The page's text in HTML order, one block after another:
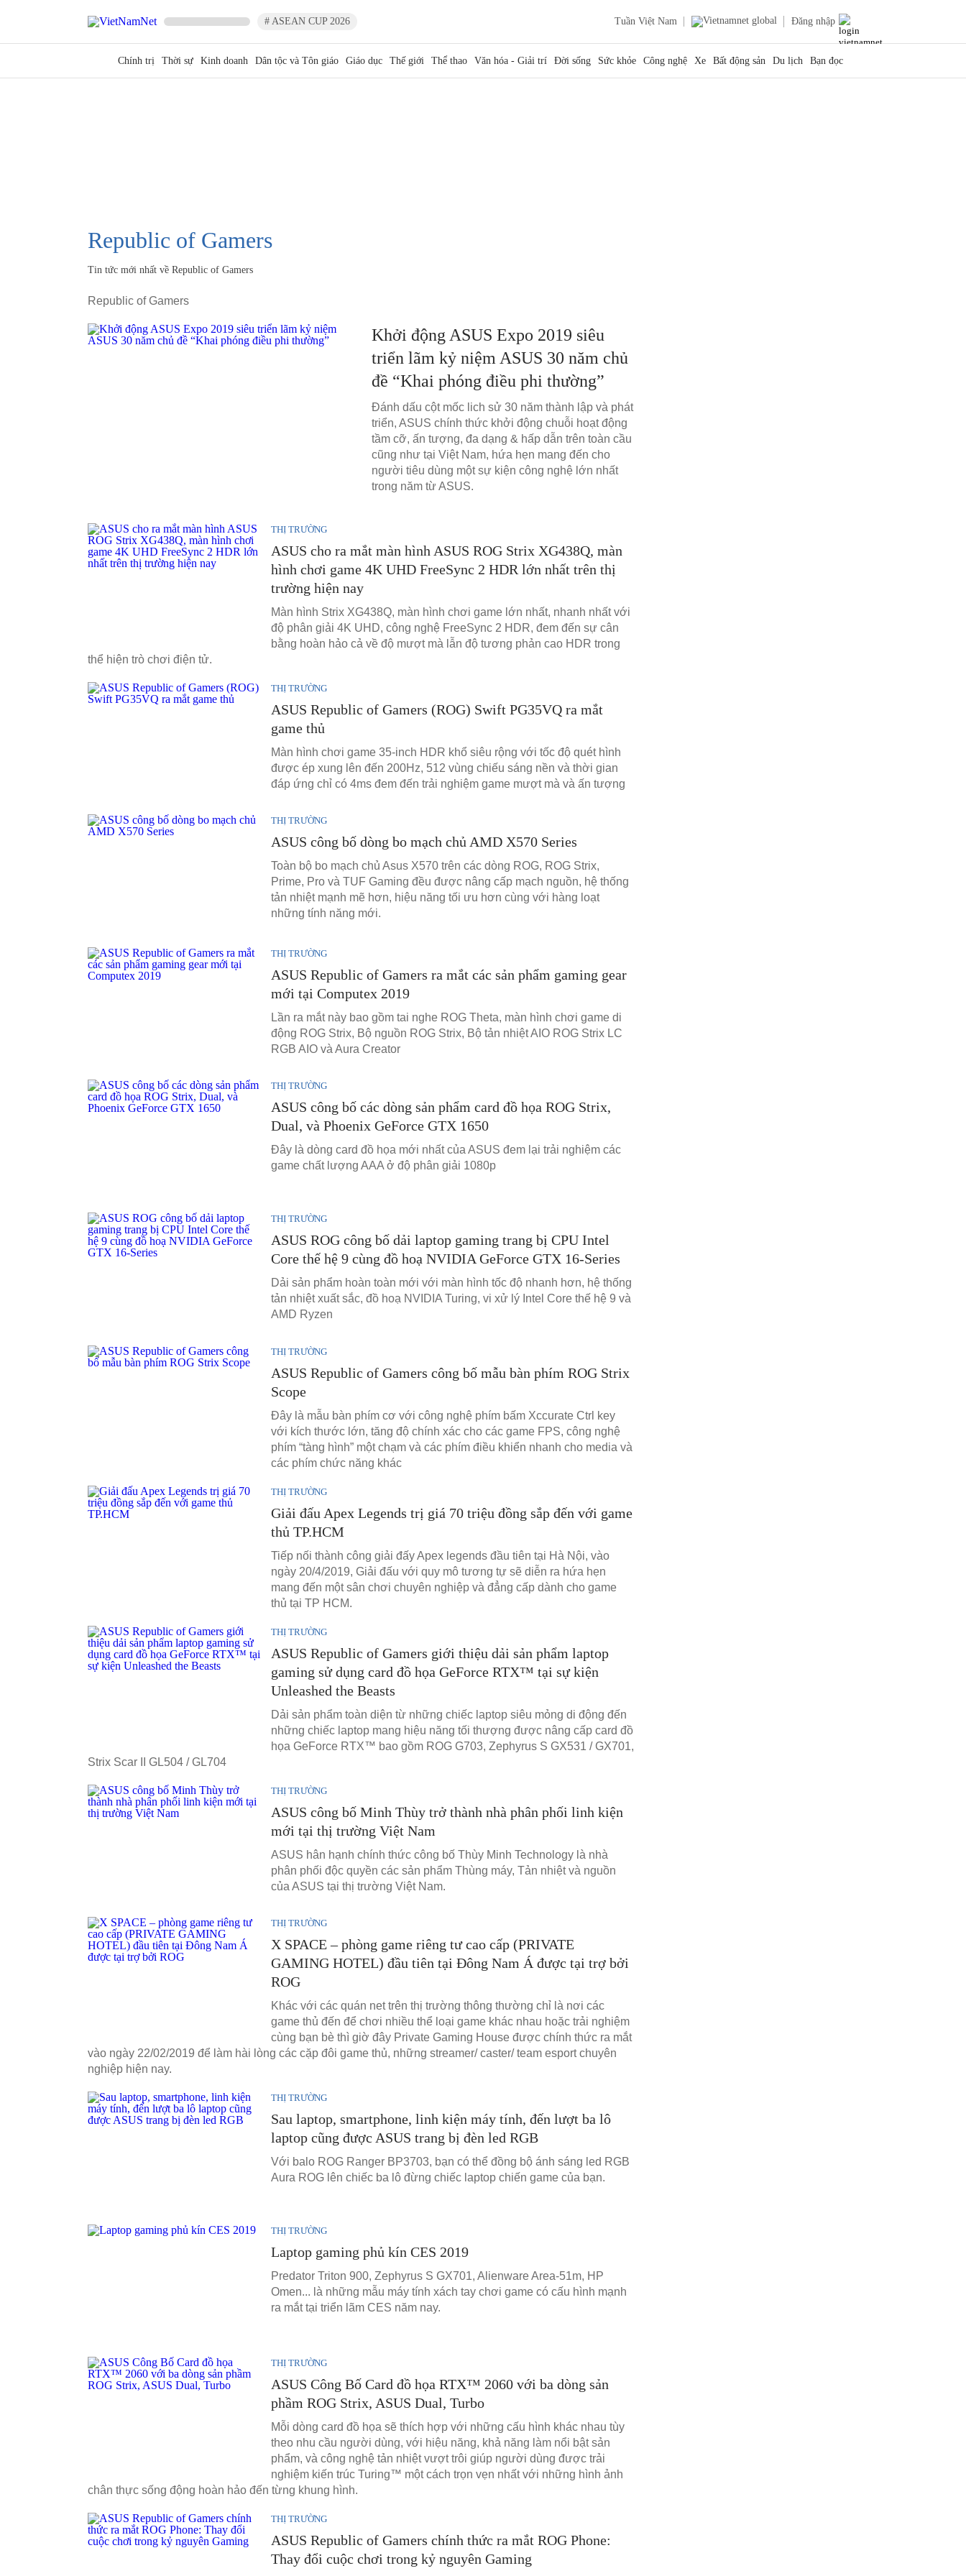
# ASEAN CUP 2026 Tuần Việt Nam Đăng nhập
Chính trị Thời sự Kinh doanh Dân tộc và Tôn giáo Giáo dục Thế giới Thể thao Văn hóa - Giải trí Đời sống Sức khỏe Công nghệ Xe Bất động sản Du lịch Bạn đọc
Republic of Gamers
Tin tức mới nhất về Republic of Gamers
Republic of Gamers
Khởi động ASUS Expo 2019 siêu
triển lãm kỷ niệm ASUS 30 năm chủ
đề “Khai phóng điều phi thường”
Đánh dấu cột mốc lich sử 30 năm thành lập và phát
triển, ASUS chính thức khởi động chuỗi hoạt động
tầm cỡ, ấn tượng, đa dạng & hấp dẫn trên toàn cầu
cũng như tại Việt Nam, hứa hẹn mang đến cho
người tiêu dùng một sự kiện công nghệ lớn nhất
trong năm từ ASUS.
THỊ TRƯỜNG
ASUS cho ra mắt màn hình ASUS ROG Strix XG438Q, màn
hình chơi game 4K UHD FreeSync 2 HDR lớn nhất trên thị
trường hiện nay
Màn hình Strix XG438Q, màn hình chơi game lớn nhất, nhanh nhất với
độ phân giải 4K UHD, công nghệ FreeSync 2 HDR, đem đến sự cân
bằng hoàn hảo cả về độ mượt mà lẫn độ tương phản cao HDR trong
thể hiện trò chơi điện tử.
THỊ TRƯỜNG
ASUS Republic of Gamers (ROG) Swift PG35VQ ra mắt
game thủ
Màn hình chơi game 35-inch HDR khổ siêu rộng với tốc độ quét hình
được ép xung lên đến 200Hz, 512 vùng chiếu sáng nền và thời gian
đáp ứng chỉ có 4ms đem đến trải nghiệm game mượt mà và ấn tượng
THỊ TRƯỜNG
ASUS công bố dòng bo mạch chủ AMD X570 Series
Toàn bộ bo mạch chủ Asus X570 trên các dòng ROG, ROG Strix,
Prime, Pro và TUF Gaming đều được nâng cấp mạch nguồn, hệ thống
tản nhiệt mạnh mẽ hơn, hiệu năng tối ưu hơn cùng với hàng loạt
những tính năng mới.
THỊ TRƯỜNG
ASUS Republic of Gamers ra mắt các sản phẩm gaming gear
mới tại Computex 2019
Lần ra mắt này bao gồm tai nghe ROG Theta, màn hình chơi game di
động ROG Strix, Bộ nguồn ROG Strix, Bộ tản nhiệt AIO ROG Strix LC
RGB AIO và Aura Creator
THỊ TRƯỜNG
ASUS công bố các dòng sản phẩm card đồ họa ROG Strix,
Dual, và Phoenix GeForce GTX 1650
Đây là dòng card đồ họa mới nhất của ASUS đem lại trải nghiệm các
game chất lượng AAA ở độ phân giải 1080p
THỊ TRƯỜNG
ASUS ROG công bố dải laptop gaming trang bị CPU Intel
Core thế hệ 9 cùng đồ hoạ NVIDIA GeForce GTX 16-Series
Dải sản phẩm hoàn toàn mới với màn hình tốc độ nhanh hơn, hệ thống
tản nhiệt xuất sắc, đồ hoạ NVIDIA Turing, vi xử lý Intel Core thế hệ 9 và
AMD Ryzen
THỊ TRƯỜNG
ASUS Republic of Gamers công bố mẫu bàn phím ROG Strix
Scope
Đây là mẫu bàn phím cơ với công nghệ phím bấm Xccurate Ctrl key
với kích thước lớn, tăng độ chính xác cho các game FPS, công nghệ
phím “tàng hình” một chạm và các phím điều khiển nhanh cho media và
các phím chức năng khác
THỊ TRƯỜNG
Giải đấu Apex Legends trị giá 70 triệu đồng sắp đến với game
thủ TP.HCM
Tiếp nối thành công giải đấy Apex legends đầu tiên tại Hà Nội, vào
ngày 20/4/2019, Giải đấu với quy mô tương tự sẽ diễn ra hứa hẹn
mang đến một sân chơi chuyên nghiệp và đẳng cấp dành cho game
thủ tại TP HCM.
THỊ TRƯỜNG
ASUS Republic of Gamers giới thiệu dải sản phẩm laptop
gaming sử dụng card đồ họa GeForce RTX™ tại sự kiện
Unleashed the Beasts
Dải sản phẩm toàn diện từ những chiếc laptop siêu mỏng di động đến
những chiếc laptop mang hiệu năng tối thượng được nâng cấp card đồ
họa GeForce RTX™ bao gồm ROG G703, Zephyrus S GX531 / GX701,
Strix Scar II GL504 / GL704
THỊ TRƯỜNG
ASUS công bố Minh Thùy trở thành nhà phân phối linh kiện
mới tại thị trường Việt Nam
ASUS hân hạnh chính thức công bố Thùy Minh Technology là nhà
phân phối độc quyền các sản phẩm Thùng máy, Tản nhiệt và nguồn
của ASUS tại thị trường Việt Nam.
THỊ TRƯỜNG
X SPACE – phòng game riêng tư cao cấp (PRIVATE
GAMING HOTEL) đầu tiên tại Đông Nam Á được tại trợ bởi
ROG
Khác với các quán net trên thị trường thông thường chỉ là nơi các
game thủ đến để chơi nhiều thể loại game khác nhau hoặc trải nghiệm
cùng bạn bè thì giờ đây Private Gaming House được chính thức ra mắt
vào ngày 22/02/2019 để làm hài lòng các cặp đôi game thủ, những streamer/ caster/ team esport chuyên
nghiệp hiện nay.
THỊ TRƯỜNG
Sau laptop, smartphone, linh kiện máy tính, đến lượt ba lô
laptop cũng được ASUS trang bị đèn led RGB
Với balo ROG Ranger BP3703, bạn có thể đồng bộ ánh sáng led RGB
Aura ROG lên chiếc ba lô đừng chiếc laptop chiến game của bạn.
THỊ TRƯỜNG
Laptop gaming phủ kín CES 2019
Predator Triton 900, Zephyrus S GX701, Alienware Area-51m, HP
Omen... là những mẫu máy tính xách tay chơi game có cấu hình mạnh
ra mắt tại triển lãm CES năm nay.
THỊ TRƯỜNG
ASUS Công Bố Card đồ họa RTX™ 2060 với ba dòng sản
phầm ROG Strix, ASUS Dual, Turbo
Mỗi dòng card đồ họa sẽ thích hợp với những cấu hình khác nhau tùy
theo nhu cầu người dùng, với hiệu năng, khả năng làm nổi bật sản
phẩm, và công nghệ tản nhiệt vượt trôi giúp người dùng được trải
nghiệm kiến trúc Turing™ một cách trọn vẹn nhất với những hình ảnh
chân thực sống động hoàn hảo đến từng khung hình.
THỊ TRƯỜNG
ASUS Republic of Gamers chính thức ra mắt ROG Phone:
Thay đổi cuộc chơi trong kỷ nguyên Gaming